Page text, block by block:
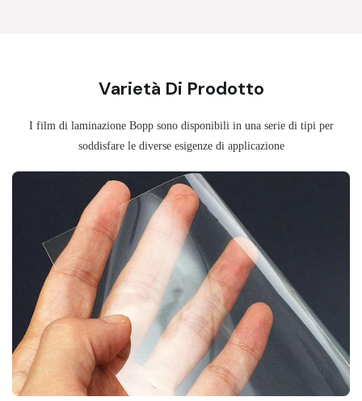
Varietà Di Prodotto
I film di laminazione Bopp sono disponibili in una serie di tipi per
soddisfare le diverse esigenze di applicazione